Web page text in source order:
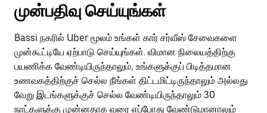
முன்பதிவு செய்யுங்கள்
Bassi நகரில் Uber மூலம் உங்கள் கார் சர்வீஸ் சேவைகளை
முன்கூட்டியே ஏற்பாடு செய்யுங்கள். விமான நிலையத்திற்கு
பயணிக்க வேண்டியிருந்தாலும், உங்களுக்குப் பிடித்தமான
உணவகத்திற்குச் செல்ல நீங்கள் திட்டமிட்டிருந்தாலும் அல்லது
வேறு இடங்களுக்குச் செல்ல வேண்டியிருந்தாலும் 30
நாட்களுக்கு முன்னதாக வரை எப்போது வேண்டுமானாலும்